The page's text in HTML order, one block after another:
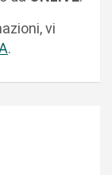
vi
.